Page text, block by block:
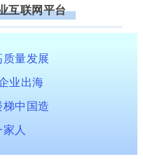
互联网平台
量发展
业出海
中国造
人